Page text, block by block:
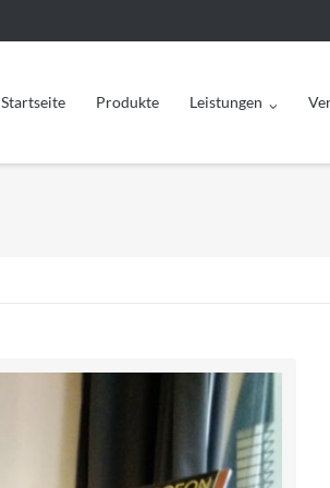
Startseite Produkte Leistungen